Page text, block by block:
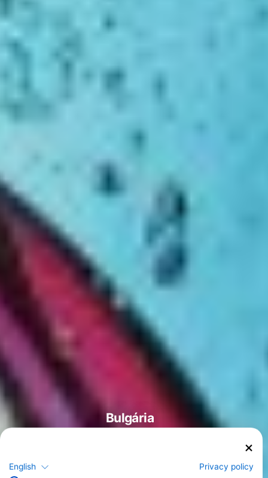
Bulgária
English Privacy policy